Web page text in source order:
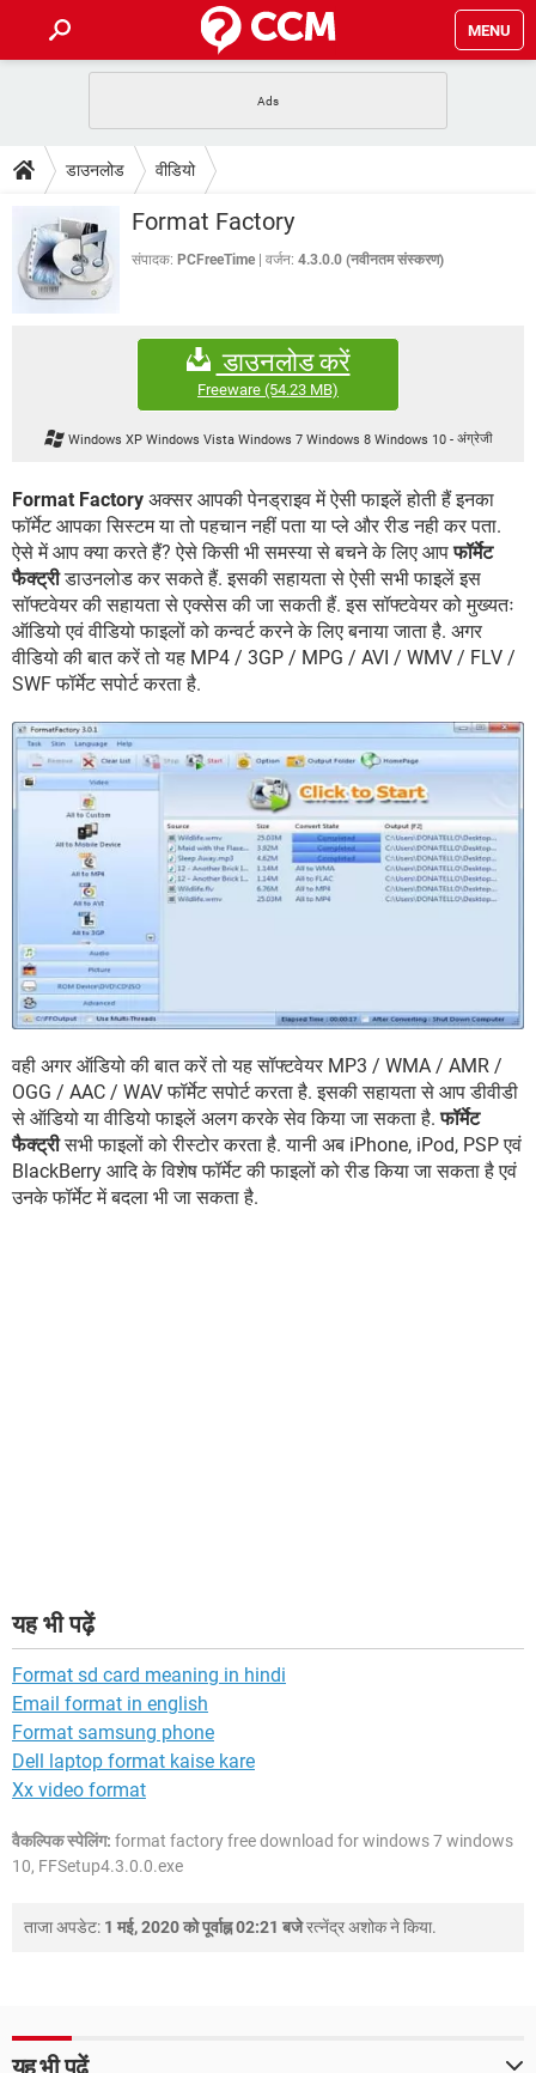
MENU
फोन पर अकाउंट बैलेंस चेक
WhatsApp Hack हो गया? Lucky Patcher यूज करें
टेक-स्पेशल
2020 के फ्री एंटीवायरस
बेस्ट फ्री ऑनलाइन गेम्स
डाउनलोड
Vidmate PUBG Mobile
WhatsRemoved+
FORUM
कंप्यूटर बस
डाउनलोड वीडियो
Format Factory
संपादक: PCFreeTime वर्जन: 4.3.0.0 (नवीनतम संस्करण)
डाउनलोड करें
Freeware (54.23 MB)
Windows XP Windows Vista Windows 7 Windows 8 Windows 10-अंग्रेजी
Format Factory अक्सर आपकी पेनड्राइव में ऐसी फाइलें होती हैं इनका
फॉर्मेट आपका सिस्टम या तो पहचान नहीं पता या प्ले और रीड नही कर पता.
ऐसे में आप क्या करते हैं? ऐसे किसी भी समस्या से बचने के लिए आपफॉर्मेट
फैक्ट्रीडाउनलोड कर सकते हैं. इसकी सहायता से ऐसी सभी फाइलें इस
सॉफ्टवेयर की सहायता से एक्सेस की जा सकती हैं. इस सॉफ्टवेयर को मुख्यतः
ऑडियो एवं वीडियो फाइलों को कन्वर्ट करने के लिए बनाया जाता है. अगर
वीडियो की बात करें तो यह MP4 / 3GP / MPG / AVI / WMV / FLV /
SWF फॉर्मेट सपोर्ट करता है.
वही अगर ऑडियो की बात करें तो यह सॉफ्टवेयर MP3 / WMA / AMR /
OGG / AAC / WAV फॉर्मेट सपोर्ट करता है. इसकी सहायता से आप डीवीडी
से ऑडियो या वीडियो फाइलें अलग करके सेव किया जा सकता है.फॉर्मेट
फैक्ट्रीसभी फाइलों को रीस्टोर करता है. यानी अब iPhone, iPod, PSP एवं
BlackBerry आदि के विशेष फॉर्मेट की फाइलों को रीड किया जा सकता है एवं
उनके फॉर्मेट में बदला भी जा सकता है.
यह भी पढ़ें
Format sd card meaning in hindi
Email format in english
Format samsung phone
Dell laptop format kaise kare
Xx video format
वैकल्पिक स्पेलिंग: format factory free download for windows 7 windows
10, FFSetup4.3.0.0.exe
ताजा अपडेट: 1 मई, 2020 को पूर्वाह्न 02:21 बजेरत्नेंद्र अशोकने किया.
यह भी पढ़ें